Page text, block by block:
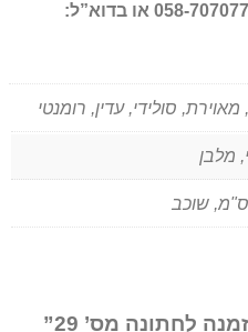
מאוירת, סולידי, עדין, רומנטי
מלבן